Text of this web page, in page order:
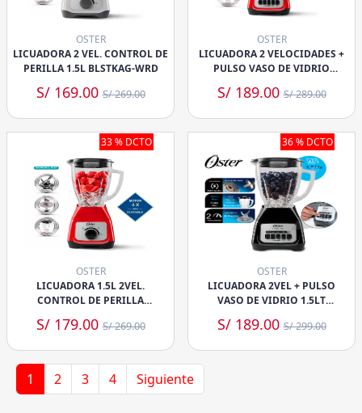
OSTER
LICUADORA 2 VEL. CONTROL DE
PERILLA 1.5L BLSTKAG-WRD
S/ 169.00S/ 269.00
OSTER
LICUADORA 2 VELOCIDADES +
PULSO VASO DE VIDRIO
S/ 189.00S/ 289.00
33 % DCTO
OSTER
LICUADORA 1.5L 2VEL.
CONTROL DE PERILLA
S/ 179.00S/ 269.00
36 % DCTO
OSTER
LICUADORA 2VEL + PULSO
VASO DE VIDRIO 1.5LT
S/ 189.00S/ 299.00
1 2 3 4 Siguiente